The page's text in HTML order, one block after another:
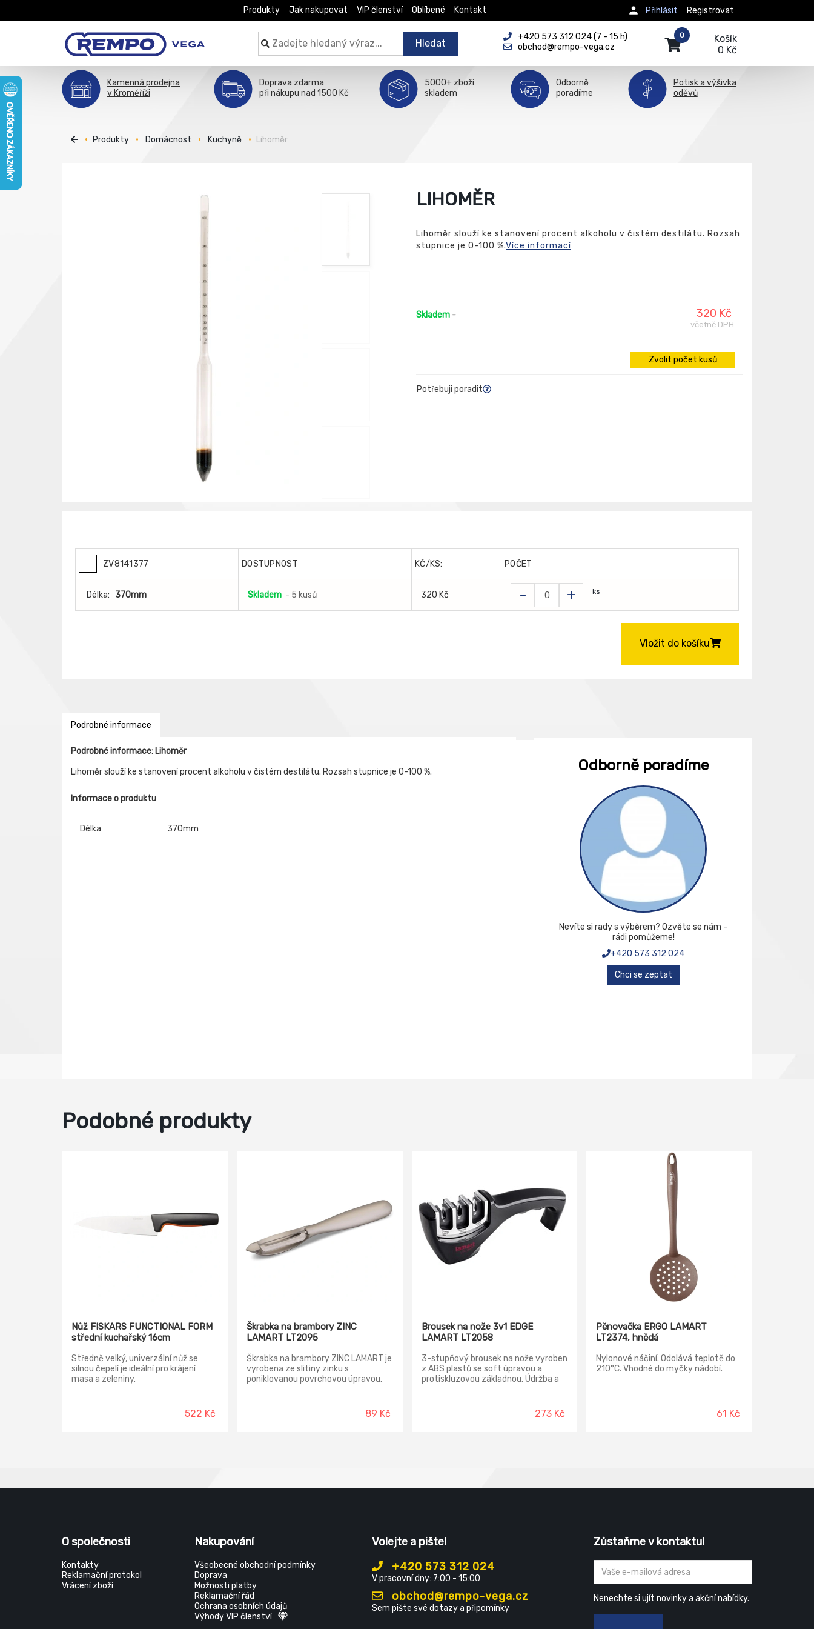
Produkty Jak nakupovat VIP členství Oblíbené Kontakt Registrovat
Přihlásit
Hledat
+420 573 312 024 (7 - 15 h)
obchod@rempo-vega.cz
Košík
0 Kč
0
Kamenná prodejna
v Kroměříži
Doprava zdarma
při nákupu nad 1500 Kč
5000+ zboží
skladem
Odborně
poradíme
Potisk a výšivka
oděvů
Produkty Domácnost Kuchyně Lihoměr
LIHOMĚR
Lihoměr slouží ke stanovení procent alkoholu v čistém destilátu. Rozsah
stupnice je 0-100 %.Více informací
Skladem - 320 Kč
včetně DPH
Zvolit počet kusů
Potřebuji poradit
ZV8141377 DOSTUPNOST KČ/KS: POČET
Délka: 370mm Skladem - 5 kusů 320 Kč - + ks
Vložit do košíku
Podrobné informace
Podrobné informace: Lihoměr
Lihoměr slouží ke stanovení procent alkoholu v čistém destilátu. Rozsah stupnice je 0-100 %.
Informace o produktu
Délka 370mm
Odborně poradíme
Nevíte si rady s výběrem? Ozvěte se nám –
rádi pomůžeme!
+420 573 312 024
Chci se zeptat
Podobné produkty
Nůž FISKARS FUNCTIONAL FORM
střední kuchařský 16cm
Středně velký, univerzální nůž se
silnou čepelí je ideální pro krájení
masa a zeleniny.
522 Kč
Škrabka na brambory ZINC
LAMART LT2095
Škrabka na brambory ZINC LAMART je
vyrobena ze slitiny zinku s
poniklovanou povrchovou úpravou.
89 Kč
Brousek na nože 3v1 EDGE
LAMART LT2058
3-stupňový brousek na nože vyroben
z ABS plastů se soft úpravou a
protiskluzovou základnou. Údržba a
273 Kč
Pěnovačka ERGO LAMART
LT2374, hnědá
Nylonové náčiní. Odolává teplotě do
210°C. Vhodné do myčky nádobí.
61 Kč
O společnosti
Kontakty
Reklamační protokol
Vrácení zboží
Nakupování
Všeobecné obchodní podmínky
Doprava
Možnosti platby
Reklamační řád
Ochrana osobních údajů
Výhody VIP členství
Volejte a pište!
+420 573 312 024
V pracovní dny: 7:00 - 15:00
obchod@rempo-vega.cz
Sem pište své dotazy a připomínky
Zůstaňme v kontaktu!
Nenechte si ujít novinky a akční nabídky.